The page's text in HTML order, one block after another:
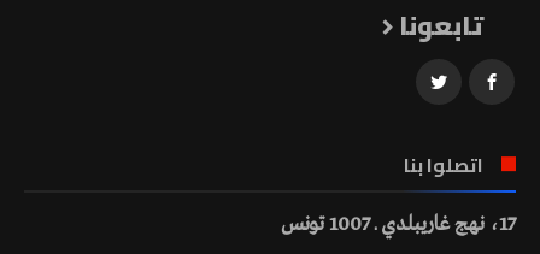
تابعونا
اتصلوا بنا
17، نهج غاريبلدي ـ 1007 تونس